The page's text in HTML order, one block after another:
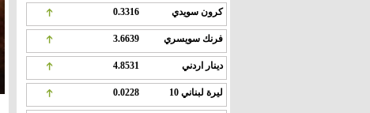
كرون سويدي 0.3316
فرنك سويسري 3.6639
دينار اردني 4.8531
ليرة لبناني 10 0.0228